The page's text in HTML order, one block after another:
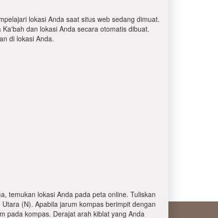
lokasi Anda saat situs web sedang dimuat.
dan lokasi Anda secara otomatis dibuat.
di lokasi Anda.
temukan lokasi Anda pada peta online. Tuliskan
(N). Apabila jarum kompas berimpit dengan
pada kompas. Derajat arah kiblat yang Anda